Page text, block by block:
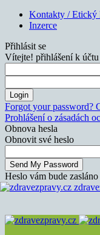
Kontakty / Etický
Inzerce
Přihlásit se
Vítejte! přihlášení k účtu
Forgot your password?
Prohlášení o zásadách
Obnova hesla
Obnovit své heslo
Heslo vám bude